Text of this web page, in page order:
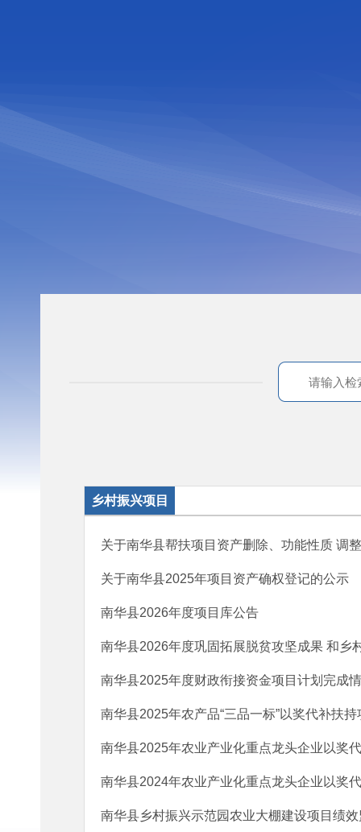
乡村振兴项目
关于南华县帮扶项目资产删除、功能性质 调
关于南华县2025年项目资产确权登记的公示
南华县2026年度项目库公告
南华县2026年度巩固拓展脱贫攻坚成果 和乡
南华县2025年度财政衔接资金项目计划完成
南华县2025年农产品“三品一标”以奖代补扶
南华县2025年农业产业化重点龙头企业以奖
南华县2024年农业产业化重点龙头企业以奖
南华县乡村振兴示范园农业大棚建设项目绩